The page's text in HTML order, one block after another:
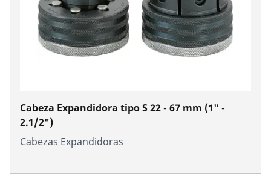
Cabeza Expandidora tipo S 22 - 67 mm (1" -
2.1/2")
Cabezas Expandidoras